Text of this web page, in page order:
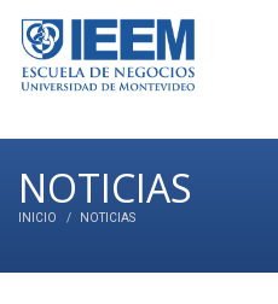
NOTICIAS
INICIO NOTICIAS